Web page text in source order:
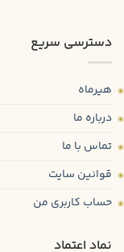
دسترسی سریع
هیرماه
درباره ما
تماس با ما
قوانین سایت
حساب کاربری من
نماد اعتماد